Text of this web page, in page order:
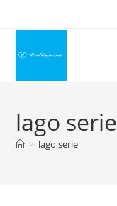
conteúdo
lago serie
> lago serie